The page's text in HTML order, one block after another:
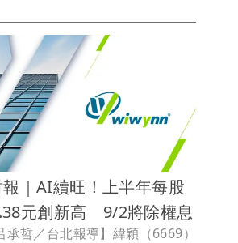
閎康財報｜上半年每股賺
創高 高階檢測需求旺、日
局發酵
財經股市
4.53億元，各項財務表現皆創同
每股稅後盈餘（EPS）5.67元
，不計上海公司一次性盈餘
稅影響），若計入所得稅影響，
元（GAAP）。
｜AI續旺！上半年每股
元創新高 9/2將除權息
承哲／台北報導】緯穎（6669）